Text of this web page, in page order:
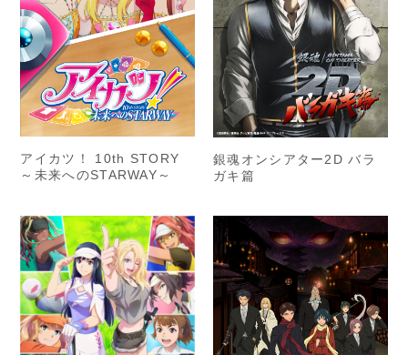
アイカツ！ 10th STORY
～未来へのSTARWAY～
銀魂オンシアター2D バラ
ガキ篇